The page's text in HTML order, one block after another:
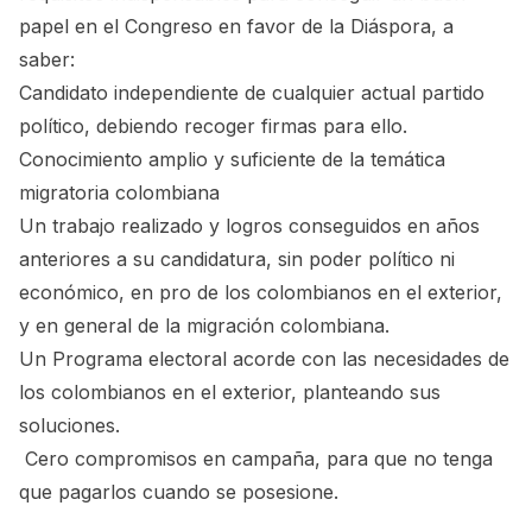
papel en el Congreso en favor de la Diáspora, a
saber:
Candidato independiente de cualquier actual partido
político, debiendo recoger firmas para ello.
Conocimiento amplio y suficiente de la temática
migratoria colombiana
Un trabajo realizado y logros conseguidos en años
anteriores a su candidatura, sin poder político ni
económico, en pro de los colombianos en el exterior,
y en general de la migración colombiana.
Un Programa electoral acorde con las necesidades de
los colombianos en el exterior, planteando sus
soluciones.
Cero compromisos en campaña, para que no tenga
que pagarlos cuando se posesione.